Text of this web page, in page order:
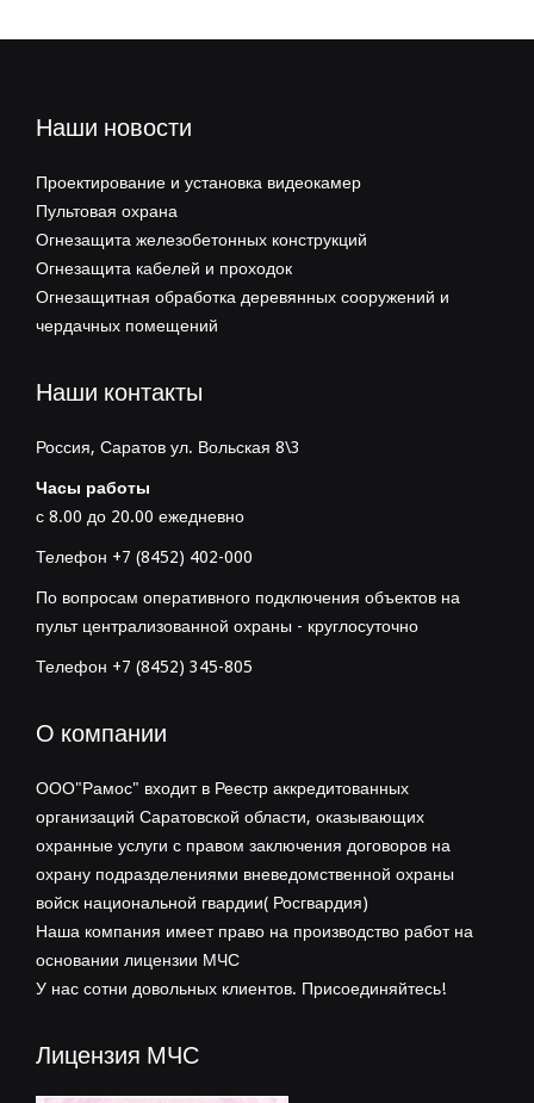
Наши новости
Проектирование и установка видеокамер
Пультовая охрана
Огнезащита железобетонных конструкций
Огнезащита кабелей и проходок
Огнезащитная обработка деревянных сооружений и
чердачных помещений
Наши контакты
Россия, Саратов ул. Вольская 8\3
Часы работы
с 8.00 до 20.00 ежедневно
Телефон +7 (8452) 402-000
По вопросам оперативного подключения объектов на
пульт централизованной охраны - круглосуточно
Телефон +7 (8452) 345-805
О компании
ООО"Рамос" входит в Реестр аккредитованных
организаций Саратовской области, оказывающих
охранные услуги с правом заключения договоров на
охрану подразделениями вневедомственной охраны
войск национальной гвардии( Росгвардия)
Наша компания имеет право на производство работ на
основании лицензии МЧС
У нас сотни довольных клиентов. Присоединяйтесь!
Лицензия МЧС